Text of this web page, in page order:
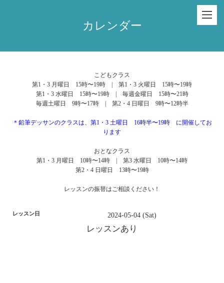
カレンダー
こどもクラス
第1・3 月曜日 15時〜19時 | 第1・3 火曜日 15時〜19時
第1・3 水曜日 15時〜19時 | 毎週金曜日 15時〜21時
毎週土曜日 9時〜17時 | 第2・4 日曜日 9時〜12時半
＊鉛筆デッサンのクラスは、第1・3 土曜日 16時半〜19時 に開催してお
ります
おとなクラス
第1・3 月曜日 10時〜14時 | 第3 水曜日 10時〜14時
第2・4 日曜日 13時〜19時
レッスンの振替はご相談ください！
レッスン日 2024-05-04 (Sat)
レッスンあり